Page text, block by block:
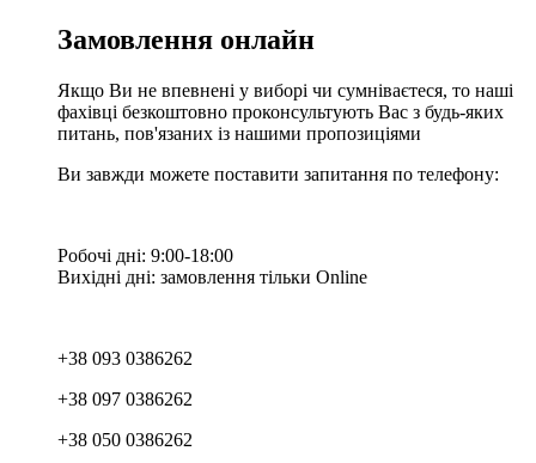
Замовлення онлайн
Якщо Ви не впевнені у виборі чи сумніваєтеся, то наші
фахівці безкоштовно проконсультують Вас з будь-яких
питань, пов'язаних із нашими пропозиціями
Ви завжди можете поставити запитання по телефону:
Робочі дні: 9:00-18:00
Вихідні дні: замовлення тільки Online
+38 093 0386262
+38 097 0386262
+38 050 0386262